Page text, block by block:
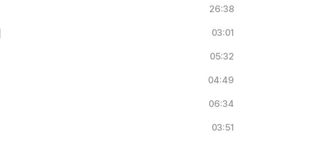
26:38
03:01
05:32
04:49
06:34
03:51